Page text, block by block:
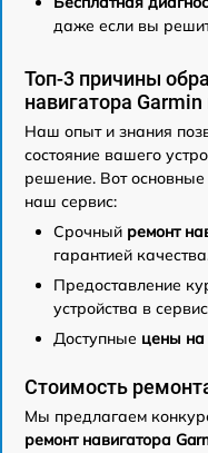
даже если вы
Топ-3 причины
навигатора
Наш опыт и знания
состояние вашего
решение. Вот
наш сервис:
Срочный ремонт
гарантией
Предоставление
устройства в
Доступные цены на
Стоимость
Мы предлагаем
ремонт навигатора